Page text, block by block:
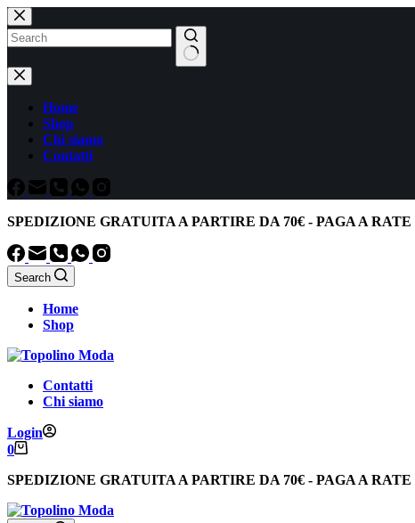
Salta
al
contenuto
Nessun
risultato
Home
Shop
Chi siamo
Contatti
SPEDIZIONE GRATUITA A PARTIRE DA 70€ - PAGA A
Search
Home
Shop
Contatti
Chi siamo
Login
Carrello
0
SPEDIZIONE GRATUITA A PARTIRE DA 70€ - PAGA A